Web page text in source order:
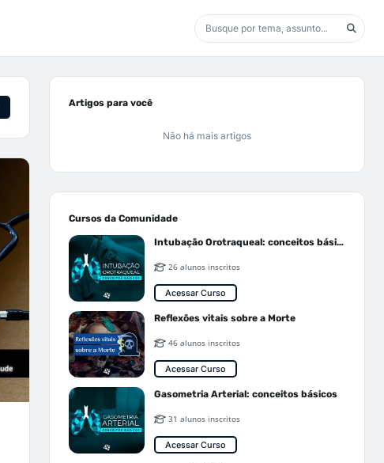
Artigos para você
Não há mais artigos
Cursos da Comunidade
Intubação Orotraqueal: conceitos básicos
26 alunos inscritos
Acessar Curso
Reflexões vitais sobre a Morte
46 alunos inscritos
Acessar Curso
Gasometria Arterial: conceitos básicos
31 alunos inscritos
Acessar Curso